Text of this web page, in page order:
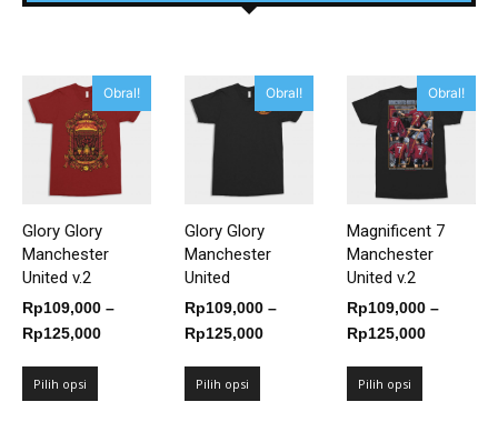
Obral!
Glory Glory
Manchester
United v.2
Rp109,000 –
Rp125,000Rentang
Pilih opsi
Obral!
Glory Glory
Manchester
United
Rp109,000 –
Rp125,000Rentang
Pilih opsi
Obral!
Magnificent 7
Manchester
United v.2
Rp109,000 –
Rp125,000Rentang
Pilih opsi